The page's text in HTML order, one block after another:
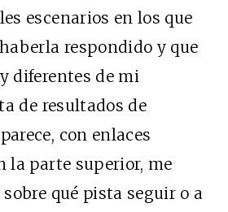
escenarios en los que
respondido y que
diferentes de mi
de resultados de
con enlaces
la parte superior, me
qué pista seguir o a